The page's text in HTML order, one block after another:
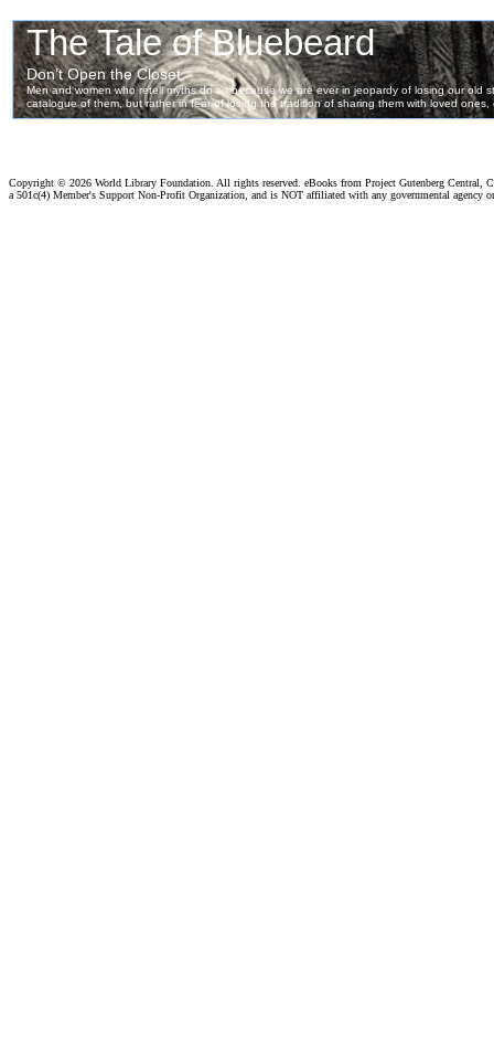
Copyright © 2026 World Library Foundation. All rights reserved. eBooks from Project Gutenberg Central,
a 501c(4) Member's Support Non-Profit Organization, and is NOT affiliated with any governmental agency